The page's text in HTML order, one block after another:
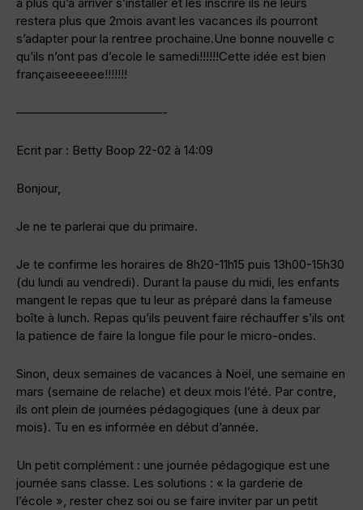
restera plus que 2mois avant les vacances ils pourront
s’adapter pour la rentree prochaine.Une bonne nouvelle c
qu’ils n’ont pas d’ecole le samedi!!!!!!Cette idée est bien
françaiseeeeee!!!!!!!
————————————-
Ecrit par : Betty Boop 22-02 à 14:09
Bonjour,
Je ne te parlerai que du primaire.
Je te confirme les horaires de 8h20-11h15 puis 13h00-15h30
(du lundi au vendredi). Durant la pause du midi, les enfants
mangent le repas que tu leur as préparé dans la fameuse
boîte à lunch. Repas qu’ils peuvent faire réchauffer s’ils ont
la patience de faire la longue file pour le micro-ondes.
Sinon, deux semaines de vacances à Noël, une semaine en
mars (semaine de relache) et deux mois l’été. Par contre,
ils ont plein de journées pédagogiques (une à deux par
mois). Tu en es informée en début d’année.
Un petit complément : une journée pédagogique est une
journée sans classe. Les solutions : « la garderie de
l’école », rester chez soi ou se faire inviter par un petit